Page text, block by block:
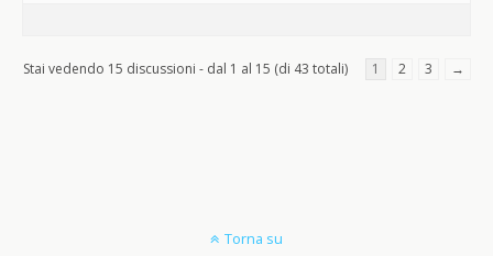
Stai vedendo 15 discussioni - dal 1 al 15 (di 43 totali) 1 2 3 →
Torna su